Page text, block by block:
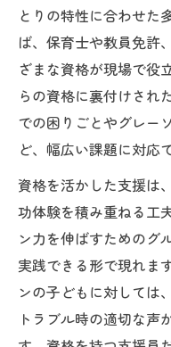
とりの特性に合わせた
ば、保育士や教員免許
ざまな資格が現場で役
らの資格に裏付けされ
での困りごとやグレー
ど、幅広い課題に対応
資格を活かした支援は
功体験を積み重ねる工
ン力を伸ばすためのグ
実践できる形で現れま
ンの子どもに対しては
トラブル時の適切な声